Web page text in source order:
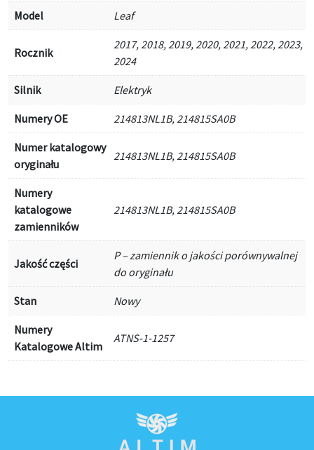
Model Leaf
Rocznik
2017, 2018, 2019, 2020, 2021, 2022, 2023,
2024
Silnik Elektryk
Numery OE 214813NL1B, 214815SA0B
Numer katalogowy
oryginału
214813NL1B, 214815SA0B
Numery
katalogowe
zamienników
214813NL1B, 214815SA0B
Jakość części
P – zamiennik o jakości porównywalnej
do oryginału
Stan Nowy
Numery
Katalogowe Altim
ATNS-1-1257